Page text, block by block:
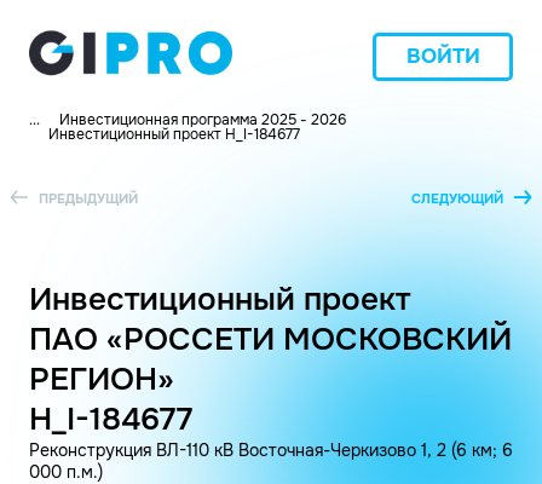
ВОЙТИ
... Инвестиционная программа 2025 - 2026
Инвестиционный проект H_I-184677
ПРЕДЫДУЩИЙ СЛЕДУЮЩИЙ
Инвестиционный проект
ПАО «РОССЕТИ МОСКОВСКИЙ
РЕГИОН»
H_I-184677
Реконструкция ВЛ-110 кВ Восточная-Черкизово 1, 2 (6 км; 6
000 п.м.)